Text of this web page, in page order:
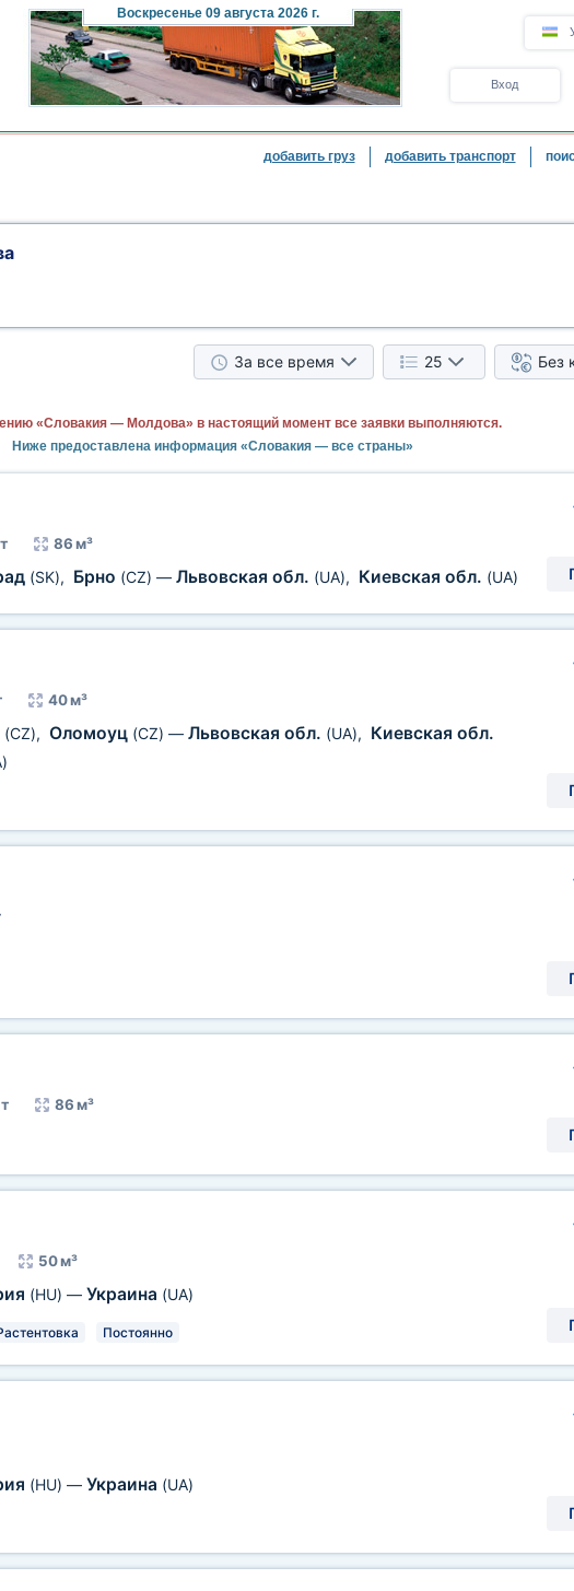
Воскресенье09 августа 2026 г.
Вход
добавить груз добавить транспорт
За все время 25 Без
«Словакия — Молдова» в настоящий момент все заявки выполняются.
Ниже предоставлена информация «Словакия — все страны»
86 м³
(SK), Брно (CZ) — Львовская обл. (UA), Киевская обл. (UA)
40 м³
(CZ), Оломоуц (CZ) — Львовская обл. (UA), Киевская обл.
86 м³
50 м³
(HU) — Украина (UA)
Постоянно
(HU) — Украина (UA)